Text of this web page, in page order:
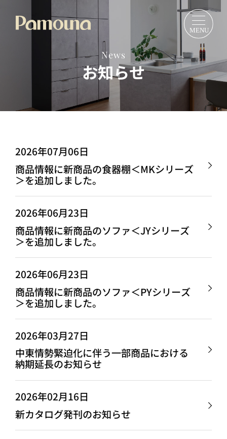
News
お知らせ
2026年07月06日
商品情報に新商品の食器棚＜MKシリーズ
＞を追加しました。
2026年06月23日
商品情報に新商品のソファ＜JYシリーズ
＞を追加しました。
2026年06月23日
商品情報に新商品のソファ＜PYシリーズ
＞を追加しました。
2026年03月27日
中東情勢緊迫化に伴う一部商品における
納期延長のお知らせ
2026年02月16日
新カタログ発刊のお知らせ